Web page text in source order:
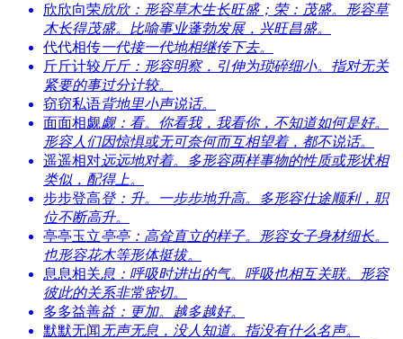
欣欣向荣欣欣：形容草木生长旺盛；荣：茂盛。形容草
木长得茂盛。比喻事业蓬勃发展，兴旺昌盛。
代代相传一代接一代地相继传下去。
斤斤计较斤斤：形容明察，引伸为琐碎细小。指对无关
紧要的事过分计较。
窃窃私语背地里小声说话。
面面相觑觑：看。你看我，我看你，不知道如何是好。
形容人们因惊惧或无可奈何而互相望着，都不说话。
遥遥相对远远地对着。多形容两样事物的性质或形状相
类似，配得上。
步步登高登：升。一步步地升高。多形容仕途顺利，职
位不断高升。
亭亭玉立亭亭：高耸直立的样子。形容女子身材细长。
也形容花木等形体挺拔。
息息相关息：呼吸时进出的气。呼吸也相互关联。形容
彼此的关系非常密切。
多多益善益：更加。越多越好。
默默无闻 无声无息，没人知道。指没有什么名声。